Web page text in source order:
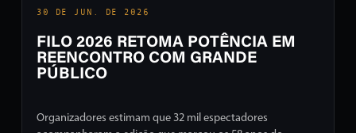
30 DE JUN. DE 2026
FILO 2026 RETOMA POTÊNCIA EM
REENCONTRO COM GRANDE
PÚBLICO
Organizadores estimam que 32 mil espectadores